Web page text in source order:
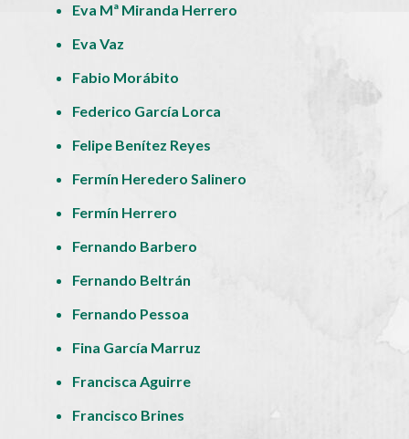
Eva Mª Miranda Herrero
Eva Vaz
Fabio Morábito
Federico García Lorca
Felipe Benítez Reyes
Fermín Heredero Salinero
Fermín Herrero
Fernando Barbero
Fernando Beltrán
Fernando Pessoa
Fina García Marruz
Francisca Aguirre
Francisco Brines